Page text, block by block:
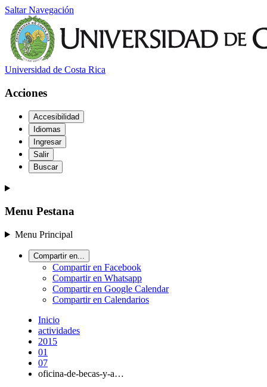
Saltar Navegación
Universidad de Costa Rica
Acciones
Accesibilidad
Idiomas
Ingresar
Salir
Buscar
Menu Pestana
Menu Principal
Compartir en...
Compartir en Facebook
Compartir en Whatsapp
Compartir en Google Calendar
Compartir en Calendarios
Inicio
actividades
2015
01
07
oficina-de-becas-y-a…